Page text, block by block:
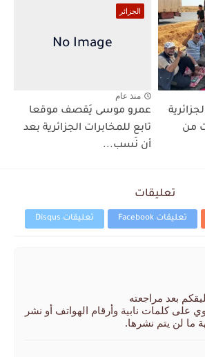
من
الجزائر
منذ عام
عمرو موسى يَقصف موقعا
تابع للمخابرات الجزائرية بعد
أن نَسب...
تعليقات
تعليقات Facebook تعليقات Disqus
بعد مراجعته
على كلمات نابية وأرقام الهواتف أو نشر
ما لن يتم نشرها.